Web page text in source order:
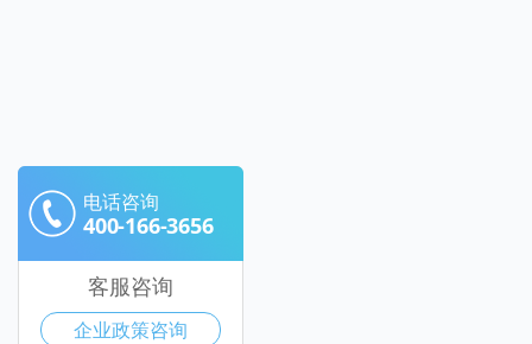
电话咨询
400-166-3656
客服咨询
企业政策咨询